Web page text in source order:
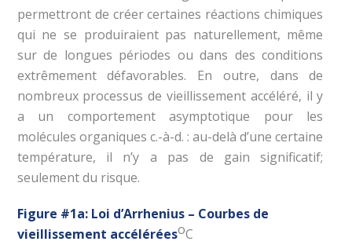
permettront de créer certaines réactions chimiques
qui ne se produiraient pas naturellement, même
sur de longues périodes ou dans des conditions
extrêmement défavorables. En outre, dans de
nombreux processus de vieillissement accéléré, il y
a un comportement asymptotique pour les
molécules organiques c.-à-d. : au-delà d’une certaine
température, il n’y a pas de gain significatif;
seulement du risque.
Figure #1a: Loi d’Arrhenius – Courbes de
vieillissement accéléréesoC